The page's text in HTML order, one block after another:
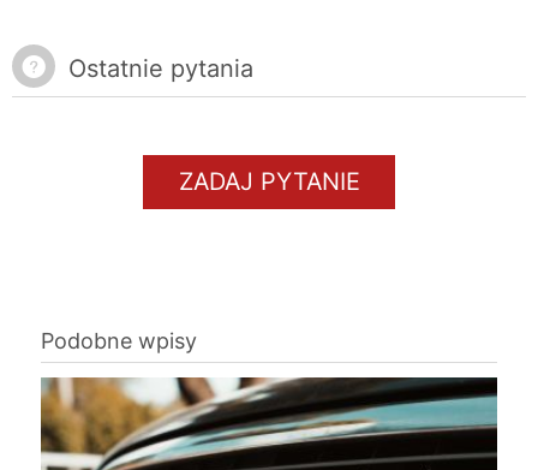
Ostatnie pytania
ZADAJ PYTANIE
Podobne wpisy